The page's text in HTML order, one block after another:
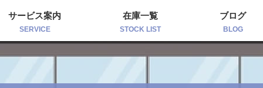
サービス案内
SERVICE
在庫一覧
STOCK LIST
ブログ
BLOG